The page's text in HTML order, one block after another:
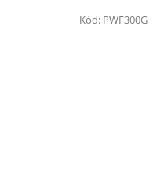
Kód: PWF300G